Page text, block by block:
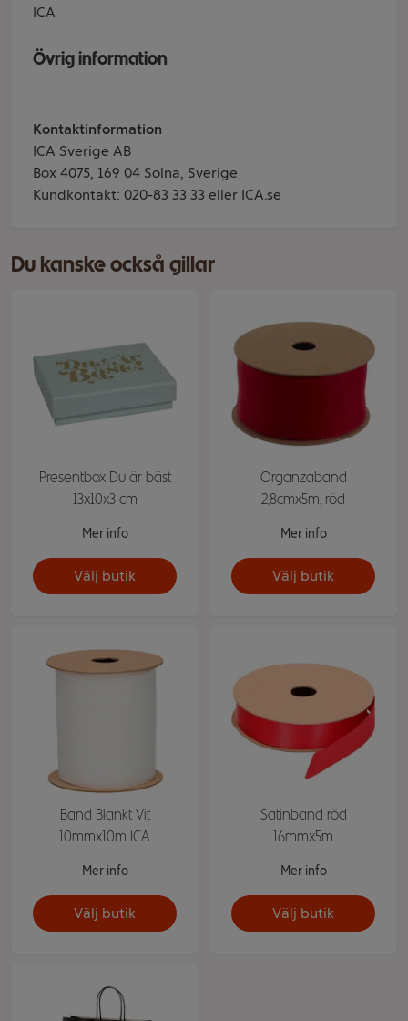
ICA
Övrig information
Kontaktinformation
ICA Sverige AB
Box 4075, 169 04 Solna, Sverige
Kundkontakt: 020-83 33 33 eller ICA.se
Du kanske också gillar
Presentbox Du är bäst
13x10x3 cm
Mer info
Välj butik
Organzaband
2,8cmx5m, röd
Mer info
Välj butik
Band Blankt Vit
10mmx10m ICA
Mer info
Välj butik
Satinband röd
16mmx5m
Mer info
Välj butik